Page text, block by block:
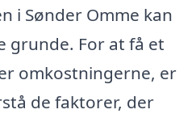
i Sønder Omme kan
grunde. For at få et
omkostningerne, er
de faktorer, der